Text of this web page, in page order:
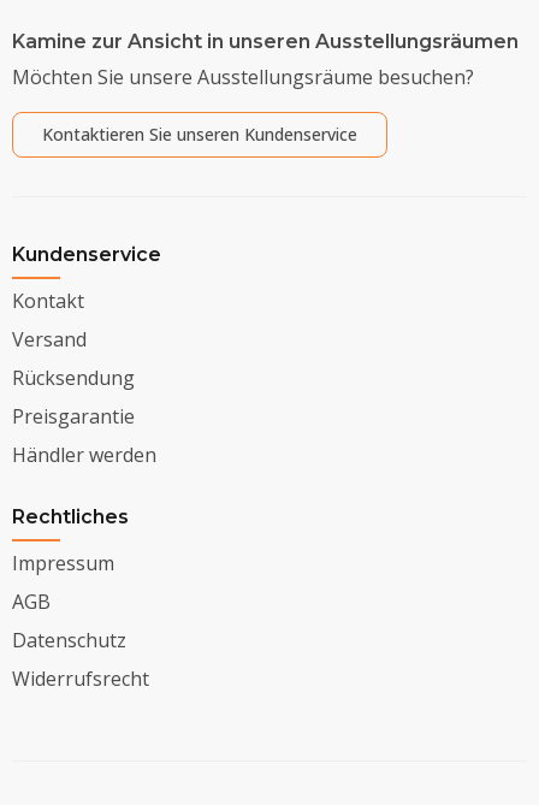
Kamine zur Ansicht in unseren Ausstellungsräumen
Möchten Sie unsere Ausstellungsräume besuchen?
Kontaktieren Sie unseren Kundenservice
Kundenservice
Kontakt
Versand
Rücksendung
Preisgarantie
Händler werden
Rechtliches
Impressum
AGB
Datenschutz
Widerrufsrecht